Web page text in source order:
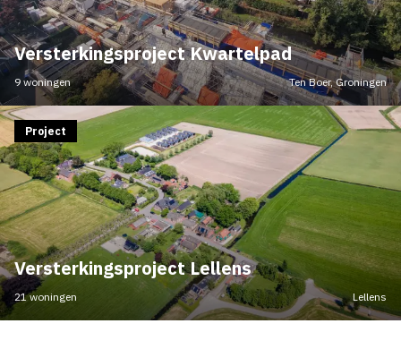
Versterkingsproject Kwartelpad
9 woningen Ten Boer, Groningen
Versterkingsproject Lellens
Project
21 woningen Lellens